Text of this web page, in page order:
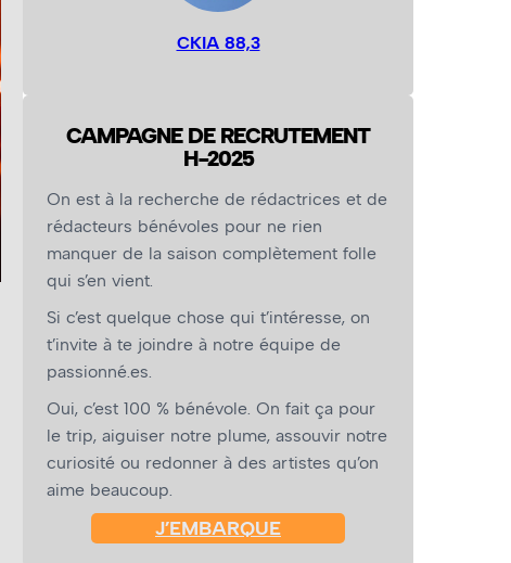
CKIA 88,3
CAMPAGNE DE RECRUTEMENT
H-2025
On est à la recherche de rédactrices et de
rédacteurs bénévoles pour ne rien
manquer de la saison complètement folle
qui s’en vient.
Si c’est quelque chose qui t’intéresse, on
t’invite à te joindre à notre équipe de
passionné.es.
Oui, c’est 100 % bénévole. On fait ça pour
le trip, aiguiser notre plume, assouvir notre
curiosité ou redonner à des artistes qu’on
aime beaucoup.
J’EMBARQUE